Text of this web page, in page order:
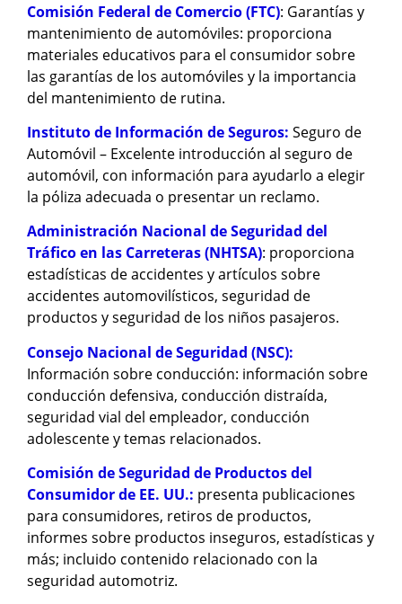
Comisión Federal de Comercio (FTC): Garantías y
mantenimiento de automóviles: proporciona
materiales educativos para el consumidor sobre
las garantías de los automóviles y la importancia
del mantenimiento de rutina.
Instituto de Información de Seguros: Seguro de
Automóvil – Excelente introducción al seguro de
automóvil, con información para ayudarlo a elegir
la póliza adecuada o presentar un reclamo.
Administración Nacional de Seguridad del
Tráfico en las Carreteras (NHTSA): proporciona
estadísticas de accidentes y artículos sobre
accidentes automovilísticos, seguridad de
productos y seguridad de los niños pasajeros.
Consejo Nacional de Seguridad (NSC):
Información sobre conducción: información sobre
conducción defensiva, conducción distraída,
seguridad vial del empleador, conducción
adolescente y temas relacionados.
Comisión de Seguridad de Productos del
Consumidor de EE. UU.: presenta publicaciones
para consumidores, retiros de productos,
informes sobre productos inseguros, estadísticas y
más; incluido contenido relacionado con la
seguridad automotriz.